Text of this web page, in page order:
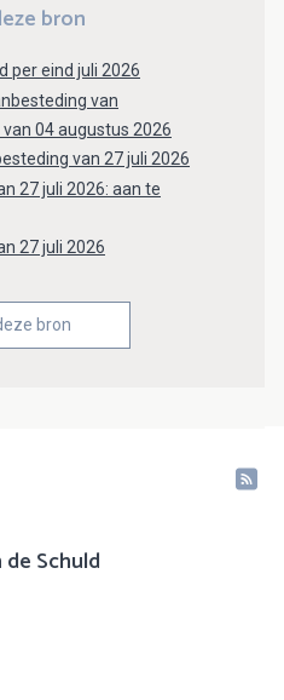
bron
per eind juli 2026
van
04 augustus 2026
van 27 juli 2026
27 juli 2026: aan te
27 juli 2026
bron
Schuld